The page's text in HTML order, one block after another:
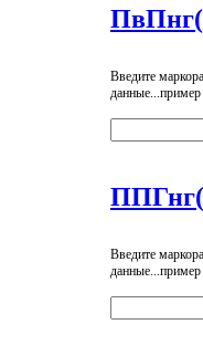
Введите
Введите